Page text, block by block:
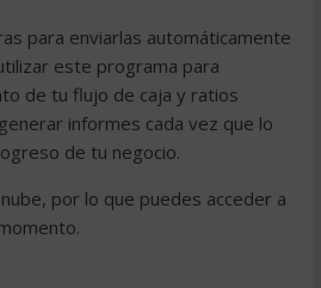
para enviarlas automáticamente
este programa para
de tu flujo de caja y ratios
informes cada vez que lo
de tu negocio.
por lo que puedes acceder a